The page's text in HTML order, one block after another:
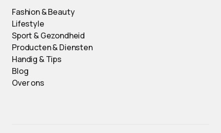
Fashion & Beauty
Lifestyle
Sport & Gezondheid
Producten & Diensten
Handig & Tips
Blog
Over ons